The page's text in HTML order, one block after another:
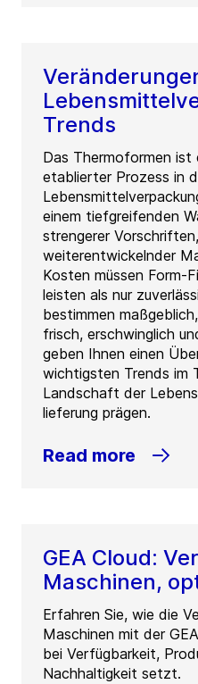
Trends
Das Thermoformen ist
etablierter Prozess in
einem tiefgreifenden
strengerer
weiterentwickelnder
Kosten müssen Form-
leisten als nur
bestimmen
frisch, erschwinglich
geben Ihnen einen
wichtigsten Trends im
Landschaft der
lieferung prägen.
Read more
GEA Cloud:
Maschinen,
Erfahren Sie, wie die
Maschinen mit der
bei Verfügbarkeit,
Nachhaltigkeit setzt.